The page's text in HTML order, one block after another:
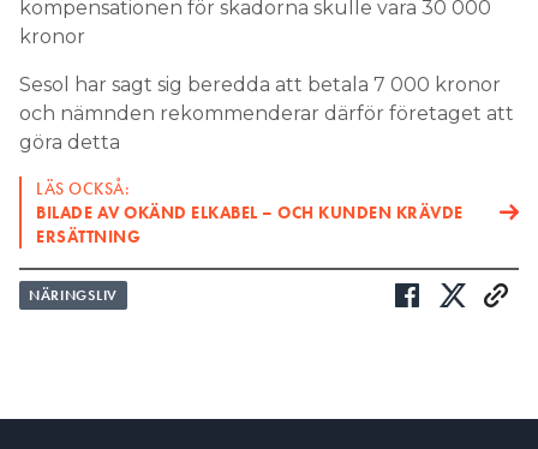
kompensationen för skadorna skulle vara 30 000
kronor
Sesol har sagt sig beredda att betala 7 000 kronor
och nämnden rekommenderar därför företaget att
göra detta
LÄS OCKSÅ:
BILADE AV OKÄND ELKABEL – OCH KUNDEN KRÄVDE
ERSÄTTNING
NÄRINGSLIV